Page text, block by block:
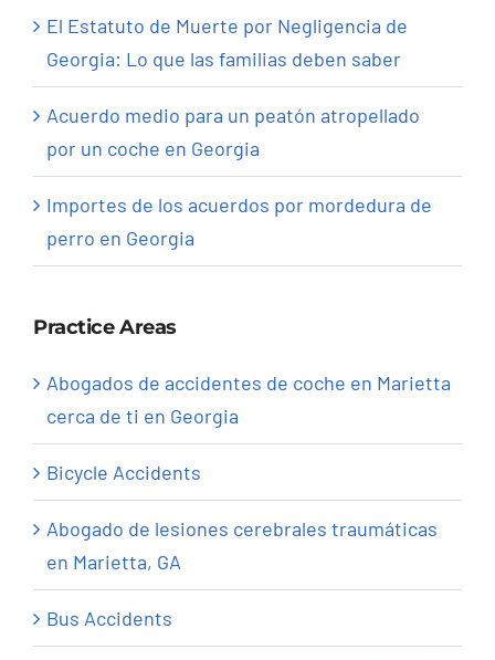
El Estatuto de Muerte por Negligencia de
Georgia: Lo que las familias deben saber
Acuerdo medio para un peatón atropellado
por un coche en Georgia
Importes de los acuerdos por mordedura de
perro en Georgia
Practice Areas
Abogados de accidentes de coche en Marietta
cerca de ti en Georgia
Bicycle Accidents
Abogado de lesiones cerebrales traumáticas
en Marietta, GA
Bus Accidents